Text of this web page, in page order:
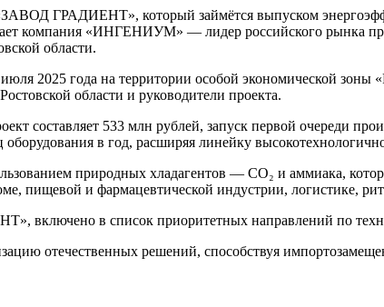
ГРАДИЕНТ», который займётся выпуском
компания «ИНГЕНИУМ» — лидер российского рынка
области.
2025 года на территории особой экономической зоны
области и руководители проекта.
составляет 533 млн рублей, запуск первой очереди
в год, расширяя линейку
природных хладагентов — CO₂ и аммиака,
пищевой и фармацевтической индустрии, логистике,
включено в список приоритетных направлений по
отечественных решений, способствуя